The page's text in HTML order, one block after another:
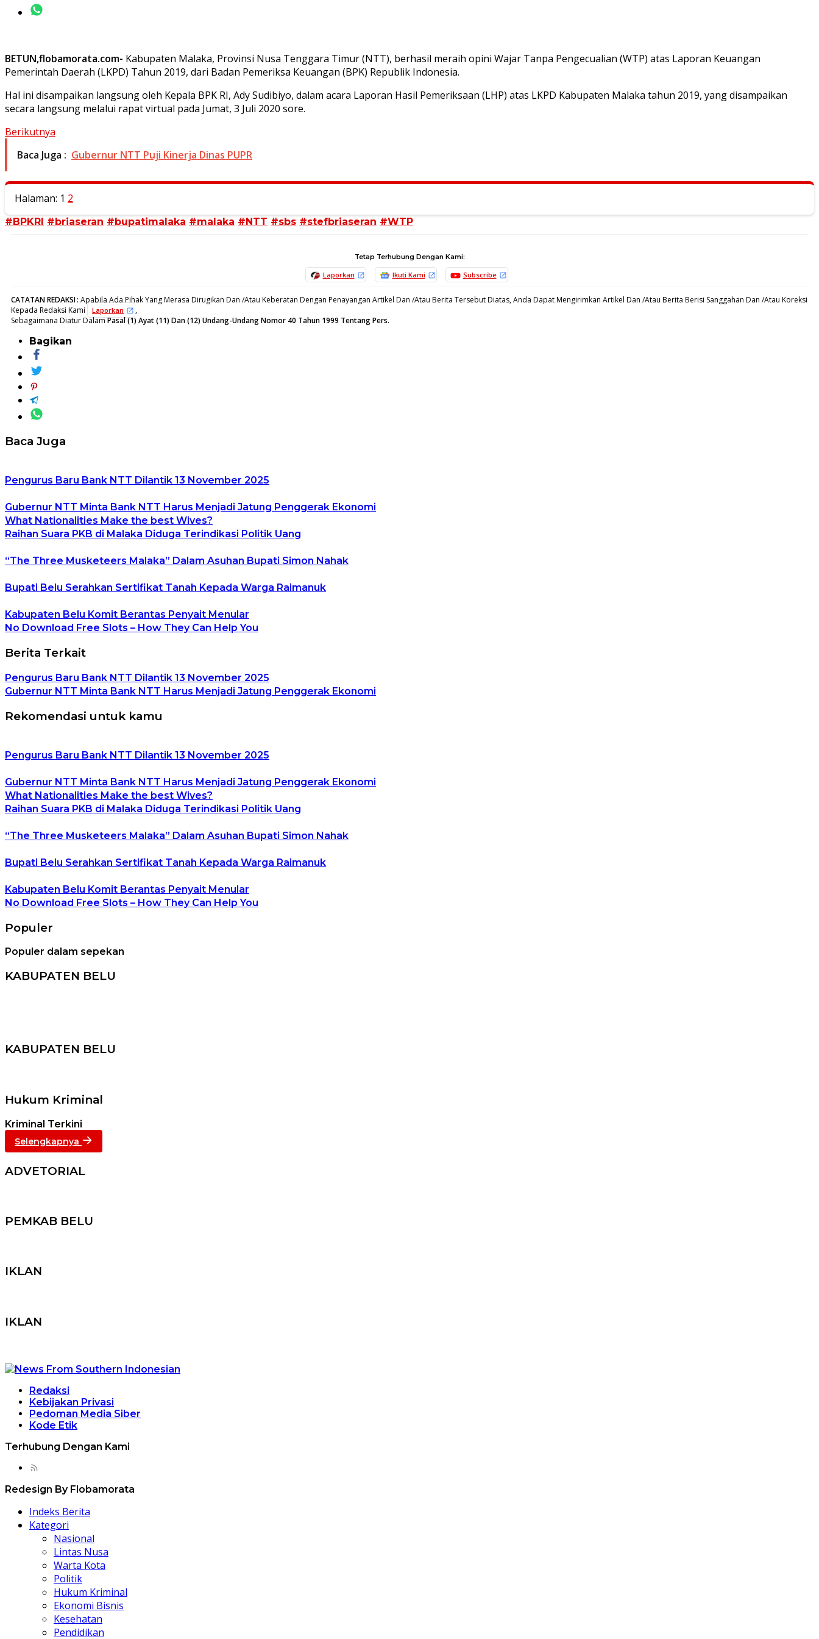
BETUN,flobamorata.com- Kabupaten Malaka, Provinsi Nusa Tenggara Timur (NTT), berhasil meraih opini Wajar Tanpa Pengecualian (WTP) atas Laporan Keuangan
Pemerintah Daerah (LKPD) Tahun 2019, dari Badan Pemeriksa Keuangan (BPK) Republik Indonesia.
Hal ini disampaikan langsung oleh Kepala BPK RI, Ady Sudibiyo, dalam acara Laporan Hasil Pemeriksaan (LHP) atas LKPD Kabupaten Malaka tahun 2019, yang disampaikan
secara langsung melalui rapat virtual pada Jumat, 3 Juli 2020 sore.
Berikutnya
Baca Juga : Gubernur NTT Puji Kinerja Dinas PUPR
Halaman: 1 2
#BPKRI #briaseran #bupatimalaka #malaka #NTT #sbs #stefbriaseran #WTP
Tetap Terhubung Dengan Kami:
Laporkan Ikuti Kami Subscribe
CATATAN REDAKSI: Apabila Ada Pihak Yang Merasa Dirugikan Dan /Atau Keberatan Dengan Penayangan Artikel Dan /Atau Berita Tersebut Diatas, Anda Dapat Mengirimkan Artikel Dan /Atau Berita Berisi Sanggahan Dan /Atau Koreksi
Kepada Redaksi Kami
Laporkan
,
Sebagaimana Diatur DalamPasal (1) Ayat (11) Dan (12) Undang-Undang Nomor 40 Tahun 1999 Tentang Pers.
Bagikan
Baca Juga
Pengurus Baru Bank NTT Dilantik 13 November 2025
Gubernur NTT Minta Bank NTT Harus Menjadi Jatung Penggerak Ekonomi
What Nationalities Make the best Wives?
Raihan Suara PKB di Malaka Diduga Terindikasi Politik Uang
“The Three Musketeers Malaka” Dalam Asuhan Bupati Simon Nahak
Bupati Belu Serahkan Sertifikat Tanah Kepada Warga Raimanuk
Kabupaten Belu Komit Berantas Penyait Menular
No Download Free Slots – How They Can Help You
Berita Terkait
Pengurus Baru Bank NTT Dilantik 13 November 2025
Gubernur NTT Minta Bank NTT Harus Menjadi Jatung Penggerak Ekonomi
Rekomendasi untuk kamu
Pengurus Baru Bank NTT Dilantik 13 November 2025
Gubernur NTT Minta Bank NTT Harus Menjadi Jatung Penggerak Ekonomi
What Nationalities Make the best Wives?
Raihan Suara PKB di Malaka Diduga Terindikasi Politik Uang
“The Three Musketeers Malaka” Dalam Asuhan Bupati Simon Nahak
Bupati Belu Serahkan Sertifikat Tanah Kepada Warga Raimanuk
Kabupaten Belu Komit Berantas Penyait Menular
No Download Free Slots – How They Can Help You
Populer
Populer dalam sepekan
KABUPATEN BELU
KABUPATEN BELU
Hukum Kriminal
Kriminal Terkini
Selengkapnya
ADVETORIAL
PEMKAB BELU
IKLAN
IKLAN
Redaksi
Kebijakan Privasi
Pedoman Media Siber
Kode Etik
Terhubung Dengan Kami
Redesign By Flobamorata
Indeks Berita
Kategori
Nasional
Lintas Nusa
Warta Kota
Politik
Hukum Kriminal
Ekonomi Bisnis
Kesehatan
Pendidikan